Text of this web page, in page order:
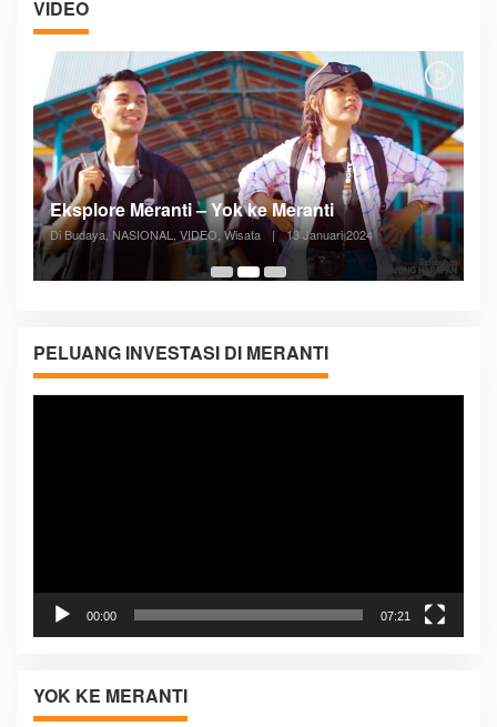
VIDEO
05:08
Posyandu Melayani Semua Siklus Hidup
Di ADVERTORIAL, Kesehatan, VIDEO 27 Desember 2023
PELUANG INVESTASI DI MERANTI
Pemutar
00:00 07:21
YOK KE MERANTI